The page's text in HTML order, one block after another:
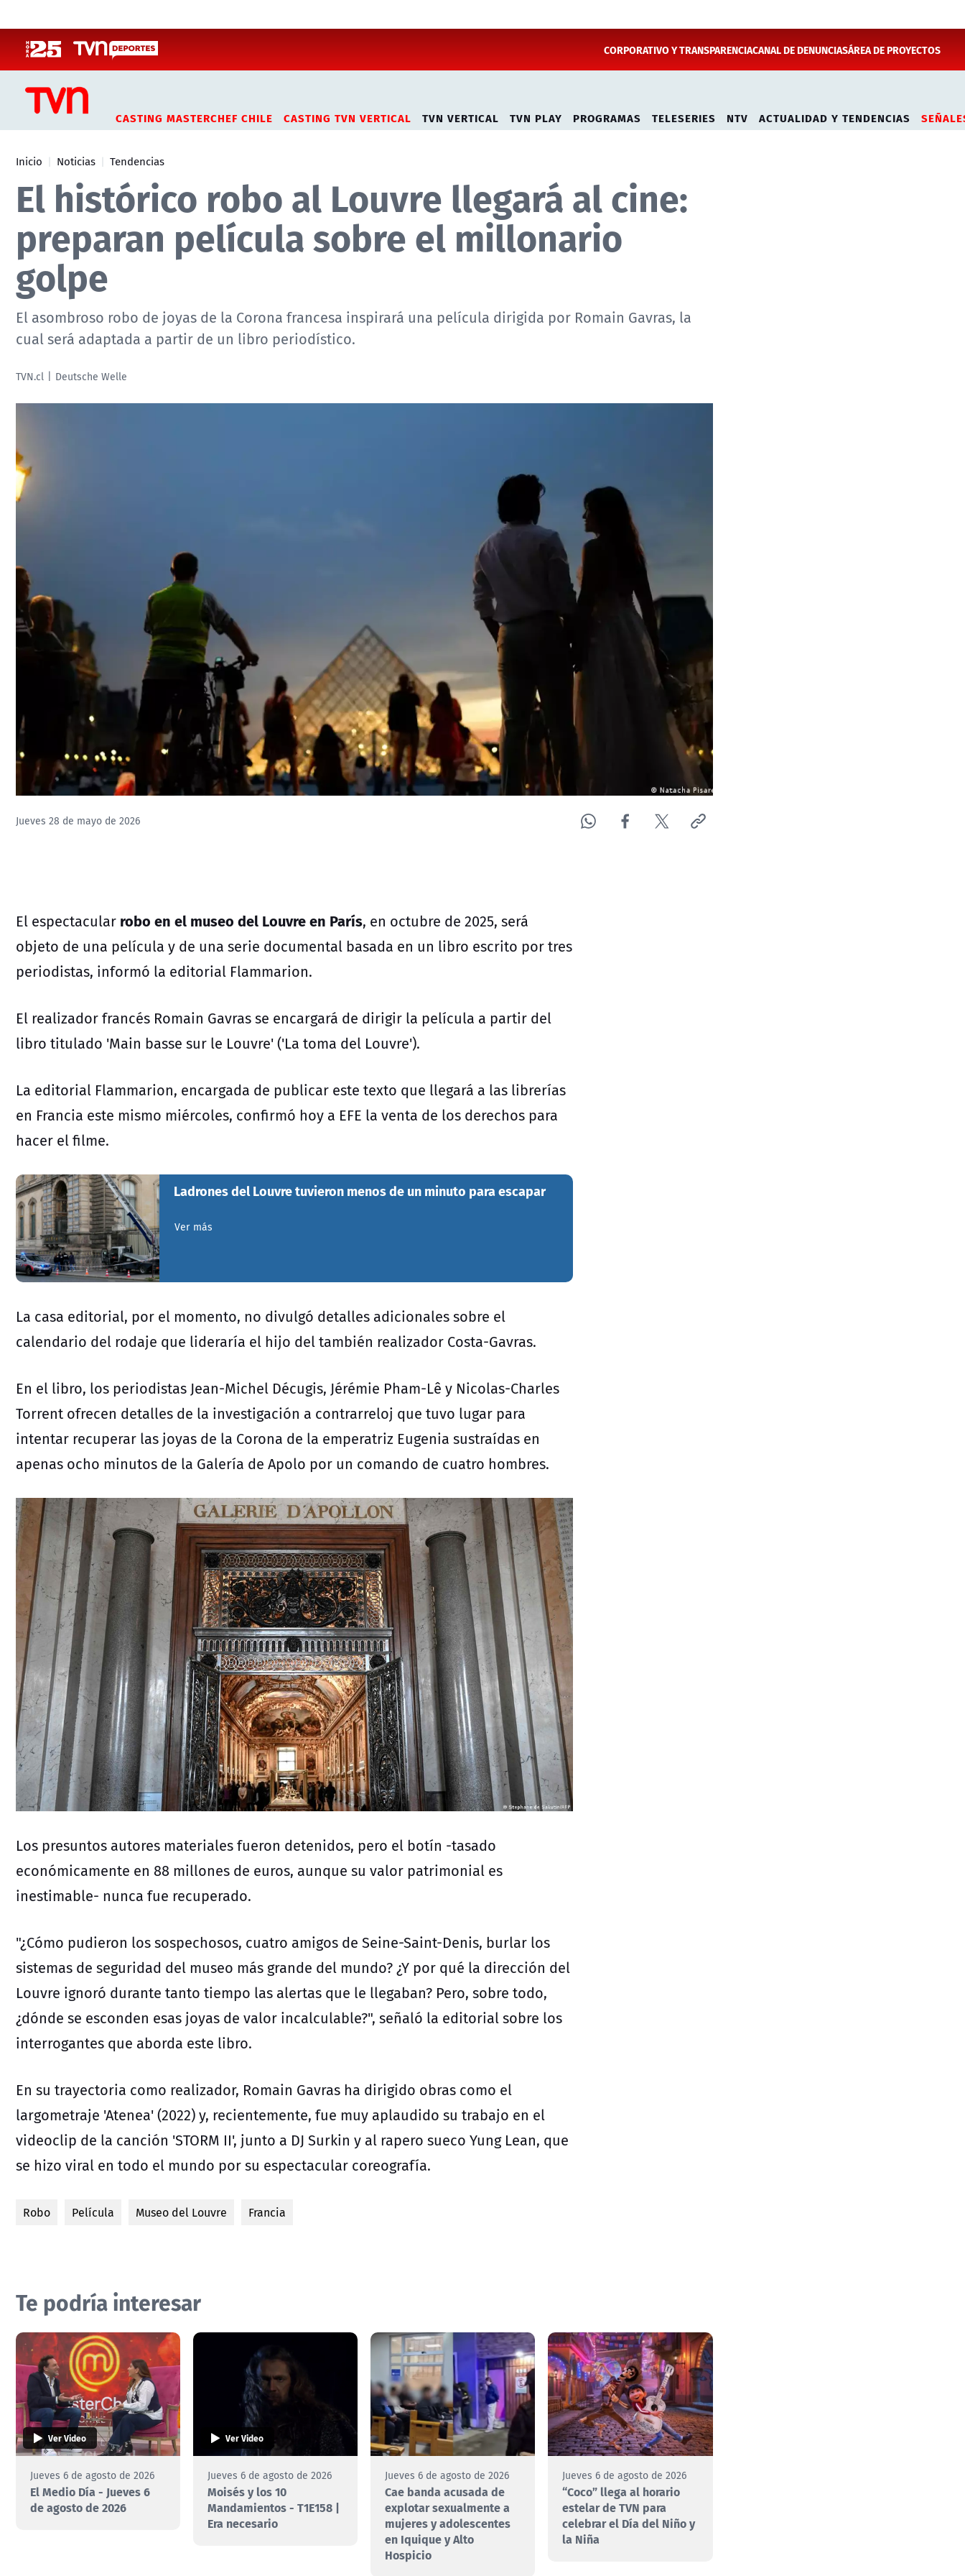
CORPORATIVO Y TRANSPARENCIACANAL DE DENUNCIASÁREA DE PROYECTOS
CASTING MASTERCHEF CHILE CASTING TVN VERTICAL TVN VERTICAL TVN PLAY PROGRAMAS TELESERIES NTV ACTUALIDAD Y TENDENCIAS
Inicio Noticias Tendencias
El histórico robo al Louvre llegará al cine:
preparan película sobre el millonario
golpe
El asombroso robo de joyas de la Corona francesa inspirará una película dirigida por Romain Gavras, la
cual será adaptada a partir de un libro periodístico.
TVN.cl Deutsche Welle
Jueves 28 de mayo de 2026
El espectacular robo en el museo del Louvre en París, en octubre de 2025, será
objeto de una película y de una serie documental basada en un libro escrito por tres
periodistas, informó la editorial Flammarion.
El realizador francés Romain Gavras se encargará de dirigir la película a partir del
libro titulado 'Main basse sur le Louvre' ('La toma del Louvre').
La editorial Flammarion, encargada de publicar este texto que llegará a las librerías
en Francia este mismo miércoles, confirmó hoy a EFE la venta de los derechos para
hacer el filme.
Ladrones del Louvre tuvieron menos de un minuto para escapar
Ver más
La casa editorial, por el momento, no divulgó detalles adicionales sobre el
calendario del rodaje que lideraría el hijo del también realizador Costa-Gavras.
En el libro, los periodistas Jean-Michel Décugis, Jérémie Pham-Lê y Nicolas-Charles
Torrent ofrecen detalles de la investigación a contrarreloj que tuvo lugar para
intentar recuperar las joyas de la Corona de la emperatriz Eugenia sustraídas en
apenas ocho minutos de la Galería de Apolo por un comando de cuatro hombres.
Los presuntos autores materiales fueron detenidos, pero el botín -tasado
económicamente en 88 millones de euros, aunque su valor patrimonial es
inestimable- nunca fue recuperado.
"¿Cómo pudieron los sospechosos, cuatro amigos de Seine-Saint-Denis, burlar los
sistemas de seguridad del museo más grande del mundo? ¿Y por qué la dirección del
Louvre ignoró durante tanto tiempo las alertas que le llegaban? Pero, sobre todo,
¿dónde se esconden esas joyas de valor incalculable?", señaló la editorial sobre los
interrogantes que aborda este libro.
En su trayectoria como realizador, Romain Gavras ha dirigido obras como el
largometraje 'Atenea' (2022) y, recientemente, fue muy aplaudido su trabajo en el
videoclip de la canción 'STORM II', junto a DJ Surkin y al rapero sueco Yung Lean, que
se hizo viral en todo el mundo por su espectacular coreografía.
Robo Película Museo del Louvre Francia
Te podría interesar
Ver Video
Jueves 6 de agosto de 2026
El Medio Día - Jueves 6
de agosto de 2026
Ver Video
Jueves 6 de agosto de 2026
Moisés y los 10
Mandamientos - T1E158 |
Era necesario
Jueves 6 de agosto de 2026
Cae banda acusada de
explotar sexualmente a
mujeres y adolescentes
en Iquique y Alto
Hospicio
Jueves 6 de agosto de 2026
“Coco” llega al horario
estelar de TVN para
celebrar el Día del Niño y
la Niña